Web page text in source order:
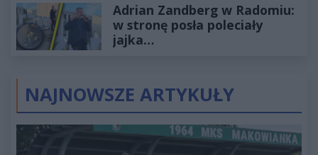
złotych
Adrian Zandberg w Radomiu:
w stronę posła poleciały
jajka…
NAJNOWSZE ARTYKUŁY